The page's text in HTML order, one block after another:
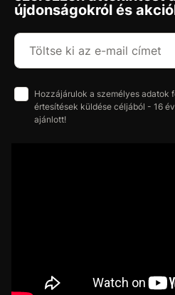
újdonságokról és
Hozzájárulok a személyes adatok
értesítések küldése céljából - 16
ajánlott!